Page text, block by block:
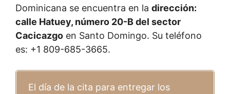
Dominicana se encuentra en la dirección:
calle Hatuey, número 20-B del sector
Cacicazgo en Santo Domingo. Su teléfono
es: +1 809-685-3665.
El día de la cita para entregar los